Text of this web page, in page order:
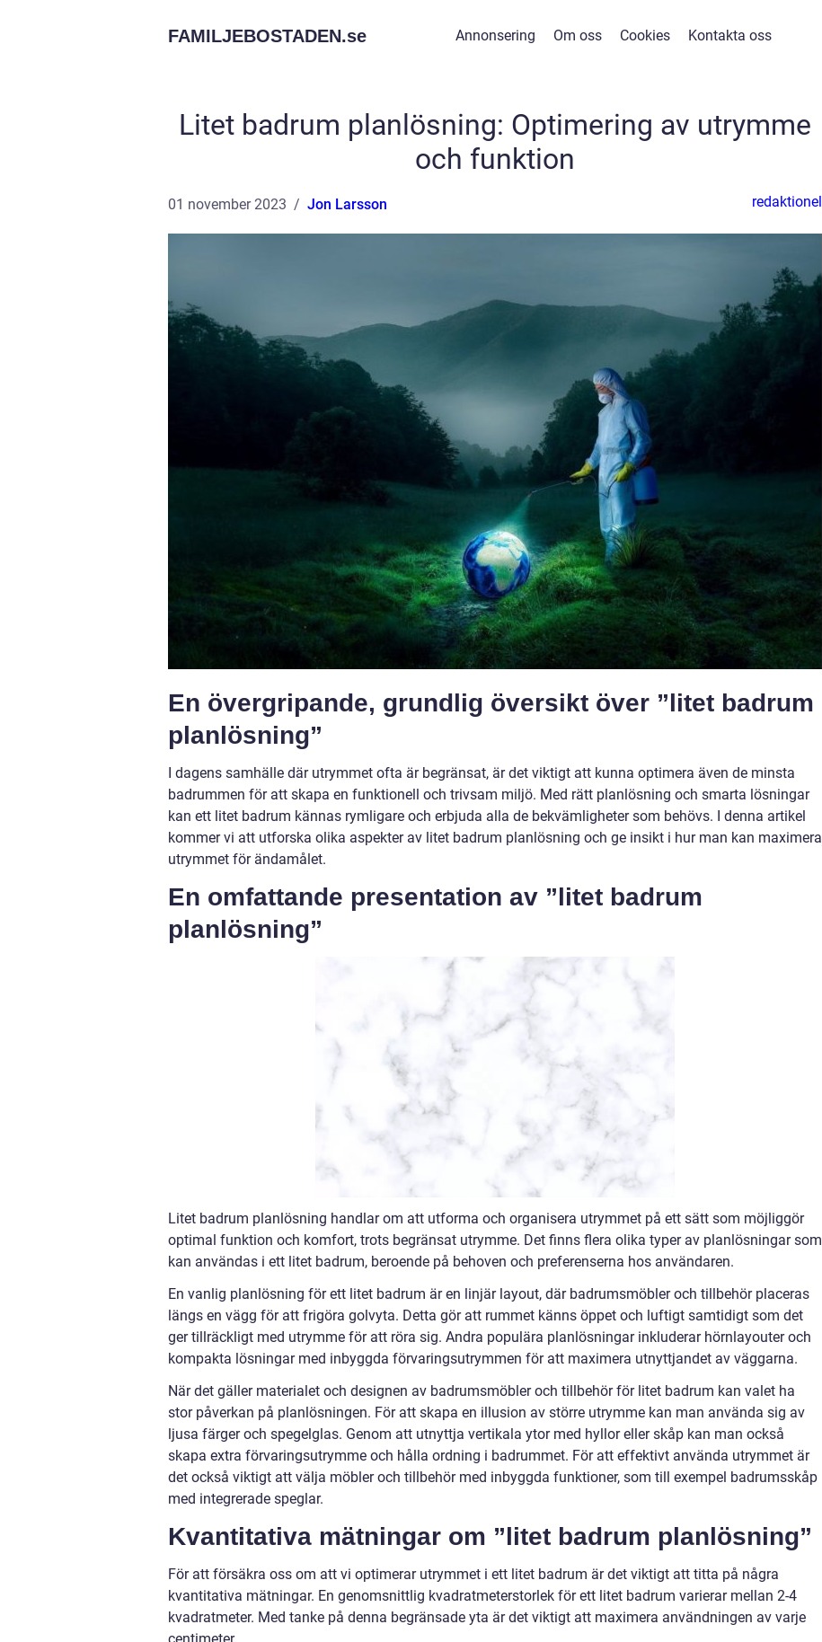
FAMILJEBOSTADEN.se Annonsering Om oss Cookies Kontakta oss
Litet badrum planlösning: Optimering av utrymme
och funktion
01 november 2023 Jon Larsson redaktionel
En övergripande, grundlig översikt över ”litet badrum
planlösning”
I dagens samhälle där utrymmet ofta är begränsat, är det viktigt att kunna optimera även de minsta
badrummen för att skapa en funktionell och trivsam miljö. Med rätt planlösning och smarta lösningar
kan ett litet badrum kännas rymligare och erbjuda alla de bekvämligheter som behövs. I denna artikel
kommer vi att utforska olika aspekter av litet badrum planlösning och ge insikt i hur man kan maximera
utrymmet för ändamålet.
En omfattande presentation av ”litet badrum
planlösning”
Litet badrum planlösning handlar om att utforma och organisera utrymmet på ett sätt som möjliggör
optimal funktion och komfort, trots begränsat utrymme. Det finns flera olika typer av planlösningar som
kan användas i ett litet badrum, beroende på behoven och preferenserna hos användaren.
En vanlig planlösning för ett litet badrum är en linjär layout, där badrumsmöbler och tillbehör placeras
längs en vägg för att frigöra golvyta. Detta gör att rummet känns öppet och luftigt samtidigt som det
ger tillräckligt med utrymme för att röra sig. Andra populära planlösningar inkluderar hörnlayouter och
kompakta lösningar med inbyggda förvaringsutrymmen för att maximera utnyttjandet av väggarna.
När det gäller materialet och designen av badrumsmöbler och tillbehör för litet badrum kan valet ha
stor påverkan på planlösningen. För att skapa en illusion av större utrymme kan man använda sig av
ljusa färger och spegelglas. Genom att utnyttja vertikala ytor med hyllor eller skåp kan man också
skapa extra förvaringsutrymme och hålla ordning i badrummet. För att effektivt använda utrymmet är
det också viktigt att välja möbler och tillbehör med inbyggda funktioner, som till exempel badrumsskåp
med integrerade speglar.
Kvantitativa mätningar om ”litet badrum planlösning”
För att försäkra oss om att vi optimerar utrymmet i ett litet badrum är det viktigt att titta på några
kvantitativa mätningar. En genomsnittlig kvadratmeterstorlek för ett litet badrum varierar mellan 2-4
kvadratmeter. Med tanke på denna begränsade yta är det viktigt att maximera användningen av varje
centimeter.